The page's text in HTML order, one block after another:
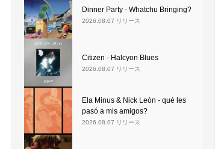
Dinner Party - Whatchu Bringing?
2026.08.07 リリース
Citizen - Halcyon Blues
2026.08.07 リリース
Ela Minus & Nick León - qué les
pasó a mis amigos?
2026.08.07 リリース